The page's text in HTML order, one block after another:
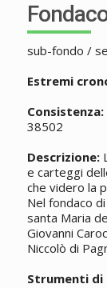
sub-fondo /
Estremi
Consistenza:
38502
Descrizione:
e carteggi
che videro la
Nel fondaco
santa Maria
Giovanni
Niccolò di
Strumenti di